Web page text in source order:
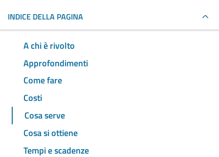
INDICE DELLA PAGINA
A chi è rivolto
Approfondimenti
Come fare
Costi
Cosa serve
Cosa si ottiene
Tempi e scadenze